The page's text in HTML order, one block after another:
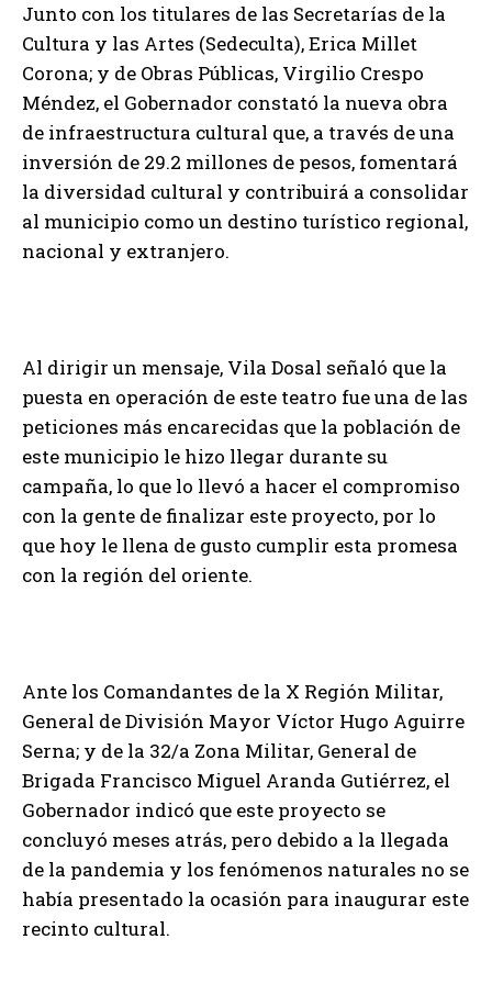
Junto con los titulares de las Secretarías de la
Cultura y las Artes (Sedeculta), Erica Millet
Corona; y de Obras Públicas, Virgilio Crespo
Méndez, el Gobernador constató la nueva obra
de infraestructura cultural que, a través de una
inversión de 29.2 millones de pesos, fomentará
la diversidad cultural y contribuirá a consolidar
al municipio como un destino turístico regional,
nacional y extranjero.
Al dirigir un mensaje, Vila Dosal señaló que la
puesta en operación de este teatro fue una de las
peticiones más encarecidas que la población de
este municipio le hizo llegar durante su
campaña, lo que lo llevó a hacer el compromiso
con la gente de finalizar este proyecto, por lo
que hoy le llena de gusto cumplir esta promesa
con la región del oriente.
Ante los Comandantes de la X Región Militar,
General de División Mayor Víctor Hugo Aguirre
Serna; y de la 32/a Zona Militar, General de
Brigada Francisco Miguel Aranda Gutiérrez, el
Gobernador indicó que este proyecto se
concluyó meses atrás, pero debido a la llegada
de la pandemia y los fenómenos naturales no se
había presentado la ocasión para inaugurar este
recinto cultural.